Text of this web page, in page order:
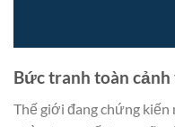
Bức tranh toàn cảnh
Thế giới đang chứng kiến